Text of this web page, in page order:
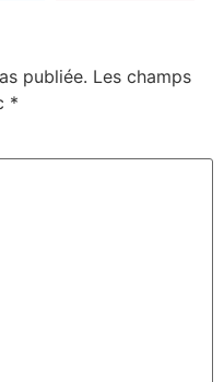
publiée. Les champs
*